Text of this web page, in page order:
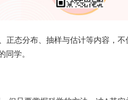
正态分布、抽样与估计等内容，不
同学。